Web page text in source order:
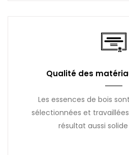
Qualité des
Les essences de bois
sélectionnées et
résultat aussi